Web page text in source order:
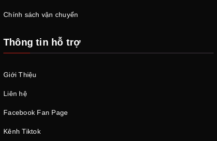
Chính sách vận chuyển
Thông tin hỗ trợ
Giới Thiệu
Liên hệ
Facebook Fan Page
Kênh Tiktok